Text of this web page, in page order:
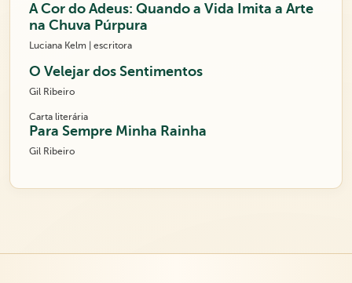
A Cor do Adeus: Quando a Vida Imita a Arte
na Chuva Púrpura
Luciana Kelm | escritora
O Velejar dos Sentimentos
Gil Ribeiro
Carta literária
Para Sempre Minha Rainha
Gil Ribeiro